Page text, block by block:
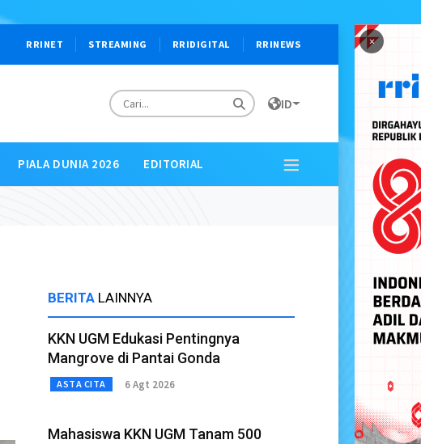
×
RRINET STREAMING RRIDIGITAL RRINEWS
ID
PIALA DUNIA 2026 EDITORIAL
BERITA LAINNYA
KKN UGM Edukasi Pentingnya
Mangrove di Pantai Gonda
ASTA CITA 6 Agt 2026
Mahasiswa KKN UGM Tanam 500